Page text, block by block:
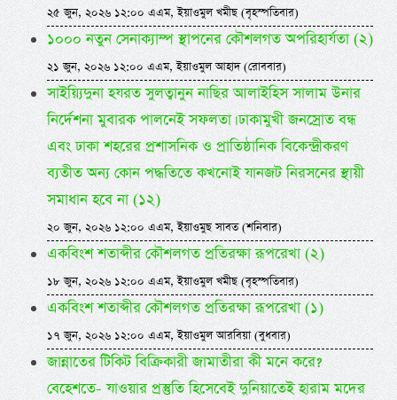
২৫ জুন, ২০২৬ ১২:০০ এএম, ইয়াওমুল খমীছ (বৃহস্পতিবার)
১০০০ নতুন সেনাক্যাম্প স্থাপনের কৌশলগত অপরিহার্যতা (২)
২১ জুন, ২০২৬ ১২:০০ এএম, ইয়াওমুল আহাদ (রোববার)
সাইয়্যিদুনা হযরত সুলত্বানুন নাছির আলাইহিস সালাম উনার
নির্দেশনা মুবারক পালনেই সফলতা। ঢাকামুখী জনস্রোত বন্ধ
এবং ঢাকা শহরের প্রশাসনিক ও প্রাতিষ্ঠানিক বিকেন্দ্রীকরণ
ব্যতীত অন্য কোন পদ্ধতিতে কখনোই যানজট নিরসনের স্থায়ী
সমাধান হবে না (১২)
২০ জুন, ২০২৬ ১২:০০ এএম, ইয়াওমুছ সাবত (শনিবার)
একবিংশ শতাব্দীর কৌশলগত প্রতিরক্ষা রূপরেখা (২)
১৮ জুন, ২০২৬ ১২:০০ এএম, ইয়াওমুল খমীছ (বৃহস্পতিবার)
একবিংশ শতাব্দীর কৌশলগত প্রতিরক্ষা রূপরেখা (১)
১৭ জুন, ২০২৬ ১২:০০ এএম, ইয়াওমুল আরবিয়া (বুধবার)
জান্নাতের টিকিট বিক্রিকারী জামাতীরা কী মনে করে?
বেহেশতে- যাওয়ার প্রস্তুতি হিসেবেই দুনিয়াতেই হারাম মদের